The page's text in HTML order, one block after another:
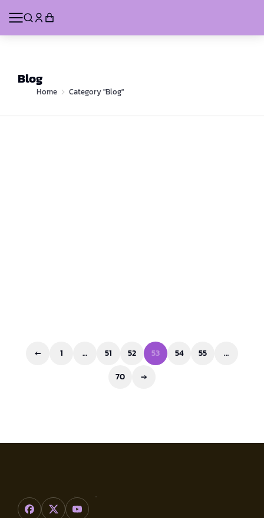
Blog
You are here:
Home Category "Blog"
← 1 … 51 52 53 54 55
…
70
→